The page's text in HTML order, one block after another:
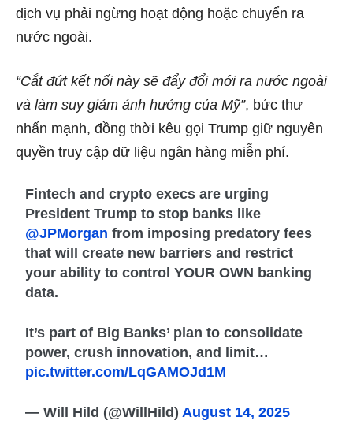
dịch vụ phải ngừng hoạt động hoặc chuyển ra
nước ngoài.
“Cắt đứt kết nối này sẽ đẩy đổi mới ra nước ngoài
và làm suy giảm ảnh hưởng của Mỹ”, bức thư
nhấn mạnh, đồng thời kêu gọi Trump giữ nguyên
quyền truy cập dữ liệu ngân hàng miễn phí.
Fintech and crypto execs are urging
President Trump to stop banks like
@JPMorgan from imposing predatory fees
that will create new barriers and restrict
your ability to control YOUR OWN banking
data.
It’s part of Big Banks’ plan to consolidate
power, crush innovation, and limit…
pic.twitter.com/LqGAMOJd1M
— Will Hild (@WillHild) August 14, 2025